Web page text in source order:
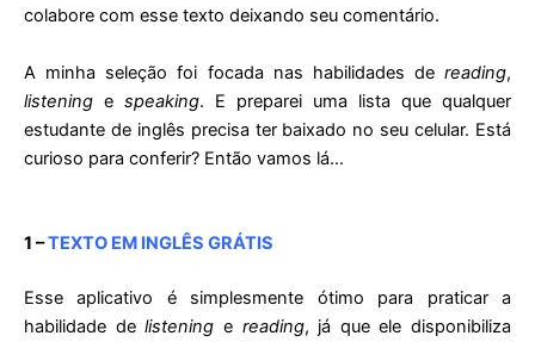
colabore com esse texto deixando seu comentário.
A minha seleção foi focada nas habilidades de reading,
listening e speaking. E preparei uma lista que qualquer
estudante de inglês precisa ter baixado no seu celular. Está
curioso para conferir? Então vamos lá…
1 –TEXTO EM INGLÊS GRÁTIS
Esse aplicativo é simplesmente ótimo para praticar a
habilidade delistening e reading, já que ele disponibiliza